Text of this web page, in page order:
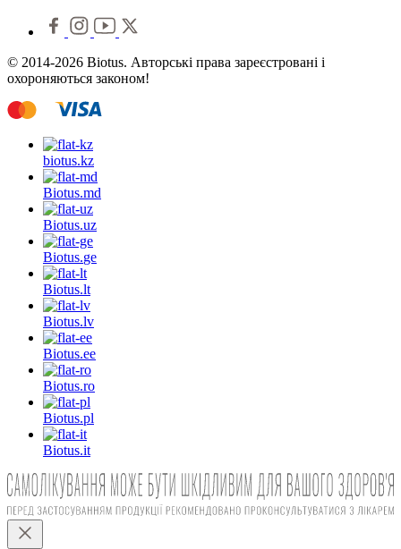
© 2014-2026 Biotus. Авторські права зареєстровані і
охороняються законом!
biotus.kz
Biotus.md
Biotus.uz
Biotus.ge
Biotus.lt
Biotus.lv
Biotus.ee
Biotus.ro
Biotus.pl
Biotus.it